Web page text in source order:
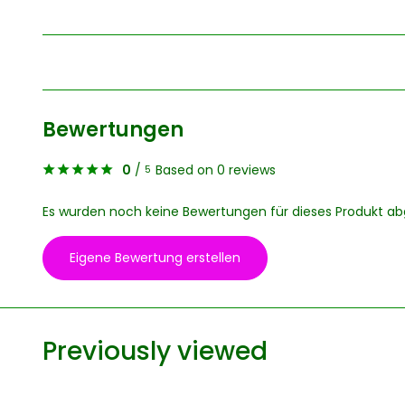
Bewertungen
0 / 5 Based on 0 reviews
Es wurden noch keine Bewertungen für dieses Produkt
Eigene Bewertung erstellen
Previously viewed